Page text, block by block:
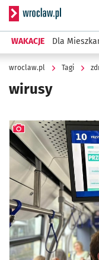
Serwis
WAKACJE Dla
wroclaw.pl Tagi
wirusy